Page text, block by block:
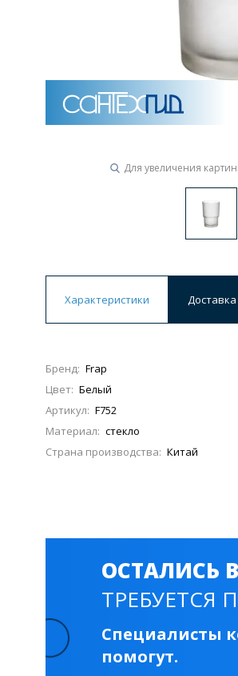
Для увеличения
Характеристики Доставка
Бренд: Frap
Цвет: Белый
Артикул: F752
Материал: стекло
Страна производства: Китай
ОСТАЛИСЬ
ТРЕБУЕТСЯ
Специалисты
помогут.